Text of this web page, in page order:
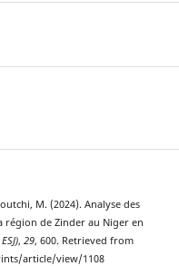
M. (2024). Analyse des
région de Zinder au Niger en
, 29, 600. Retrieved from
article/view/1108